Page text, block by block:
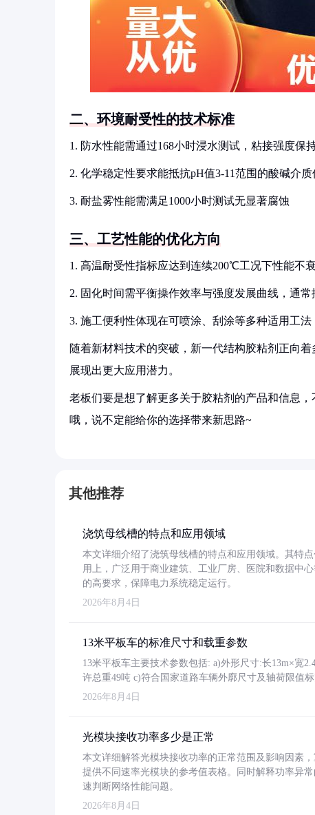
二、环境耐受性的技术标准
1. 防水性能需通过168小时浸水测试，粘接强度保
2. 化学稳定性要求能抵抗pH值3-11范围的酸碱介质
3. 耐盐雾性能需满足1000小时测试无显著腐蚀
三、工艺性能的优化方向
1. 高温耐受性指标应达到连续200℃工况下性能不
2. 固化时间需平衡操作效率与强度发展曲线，通常
3. 施工便利性体现在可喷涂、刮涂等多种适用工法
随着新材料技术的突破，新一代结构胶粘剂正向
展现出更大应用潜力。
老板们要是想了解更多关于胶粘剂的产品和信息
哦，说不定能给你的选择带来新思路~
其他推荐
浇筑母线槽的特点和应用领域
本文详细介绍了浇筑母线槽的特点和应用领域。其特
用上，广泛用于商业建筑、工业厂房、医院和数据中
的高要求，保障电力系统稳定运行。
2026年8月4日
13米平板车的标准尺寸和载重参数
13米平板车主要技术参数包括: a)外形尺寸:长13m×宽
许总重49吨 c)符合国家道路车辆外廓尺寸及轴荷限值
2026年8月4日
光模块接收功率多少是正常
本文详细解答光模块接收功率的正常范围及影响因素
提供不同速率光模块的参考值表格。同时解释功率异
速判断网络性能问题。
2026年8月4日